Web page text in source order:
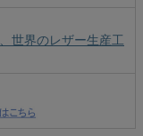
世界のレザー生産工